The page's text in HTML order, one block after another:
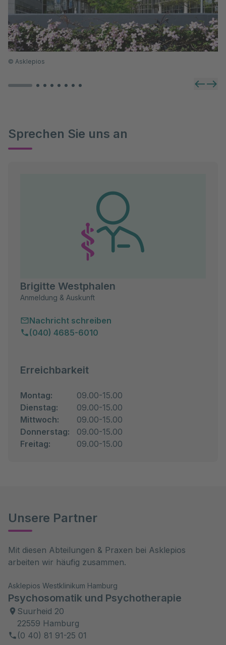
Zusammen mit Ihnen widmen wir uns den für Ihre
Erkrankung und deren Ursachen wichtigen Fragen:
Was macht mich krank?
Wer bin ich, was macht mich aus, wo im Leben
© Asklepios
Sprechen Sie uns an
Brigitte Westphalen
Anmeldung & Auskunft
Nachricht schreiben
(040) 4685-6010
Erreichbarkeit
Montag:
09.00-15.00
Dienstag:
09.00-15.00
Mittwoch:
09.00-15.00
Donnerstag:
09.00-15.00
Freitag:
09.00-15.00
Unsere Partner
Mit diesen Abteilungen & Praxen bei Asklepios
arbeiten wir häufig zusammen.
Asklepios Westklinikum Hamburg
Psychosomatik und Psychotherapie
Suurheid 20
22559 Hamburg
(0 40) 81 91-25 01